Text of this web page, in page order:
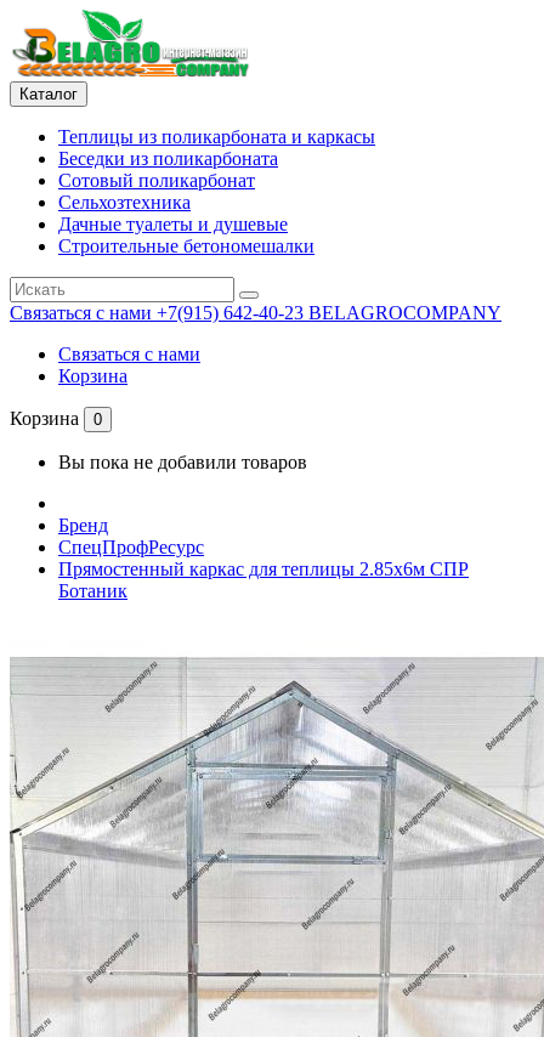
Каталог
Теплицы из поликарбоната и каркасы
Беседки из поликарбоната
Сотовый поликарбонат
Сельхозтехника
Дачные туалеты и душевые
Строительные бетономешалки
Связаться с нами +7(915) 642-40-23 BELAGROCOMPANY
Связаться с нами
Корзина
Корзина 0
Вы пока не добавили товаров
Бренд
СпецПрофРесурс
Прямостенный каркас для теплицы 2.85х6м СПР
Ботаник